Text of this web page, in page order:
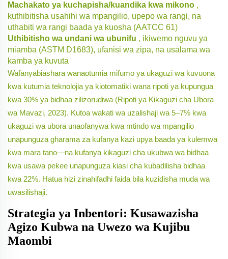
Machakato ya kuchapisha/kuandika kwa mikono ,
kuthibitisha usahihi wa mpangilio, upepo wa rangi, na
uthabiti wa rangi baada ya kuosha (AATCC 61)
Uthibitisho wa undani wa ubunifu , ikiwemo nguvu ya
miamba (ASTM D1683), ufanisi wa zipa, na usalama wa
kamba ya kuvuta
Wafanyabiashara wanaotumia mifumo ya ukaguzi wa kuvuona
kwa kutumia teknolojia ya kiotomatiki wana ripoti ya kupungua
kwa 30% ya bidhaa zilizorudiwa (Ripoti ya Kikaguzi cha Ubora
wa Mavazi, 2023). Kutoa wakati wa uzalishaji wa 5–7% kwa
ukaguzi wa ubora unaofanywa kwa mtindo wa mpangilio
unapunguza gharama za kufanya kazi upya baada ya kulemwa
kwa mara tano—na kufanya kikaguzi cha ukubwa wa bidhaa
kwa usawa pekee unapunguza kiasi cha kubadilisha bidhaa
kwa 22%. Hatua hizi zinahifadhi faida bila kuzidisha muda wa
uwasilishaji.
Strategia ya Inbentori: Kusawazisha
Agizo Kubwa na Uwezo wa Kujibu
Maombi